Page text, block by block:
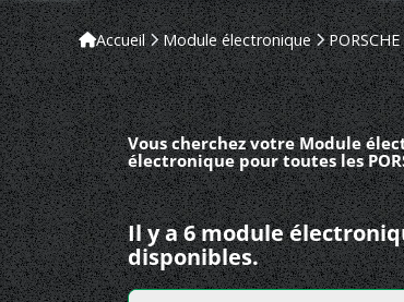
Accueil Module électronique PORSCHE
Vous cherchez votre Module
électronique pour toutes les
Il y a 6 module
disponibles.